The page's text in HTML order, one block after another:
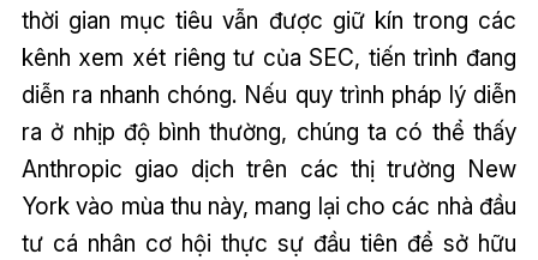
thời gian mục tiêu vẫn được giữ kín trong các
kênh xem xét riêng tư của SEC, tiến trình đang
diễn ra nhanh chóng. Nếu quy trình pháp lý diễn
ra ở nhịp độ bình thường, chúng ta có thể thấy
Anthropic giao dịch trên các thị trường New
York vào mùa thu này, mang lại cho các nhà đầu
tư cá nhân cơ hội thực sự đầu tiên để sở hữu